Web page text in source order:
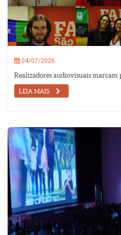
04/07/2026
Realizadores audiovisuais marcam
LEIA MAIS